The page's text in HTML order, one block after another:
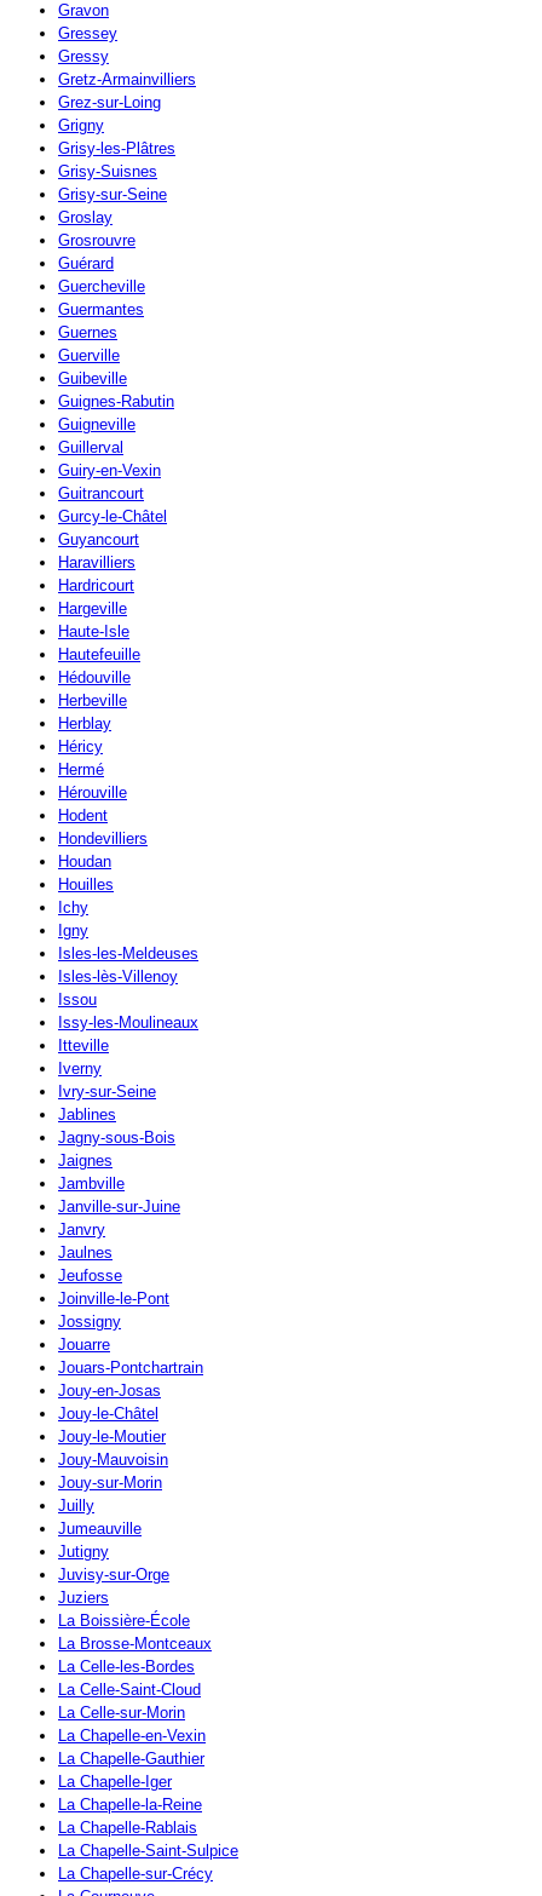
Gravon
Gressey
Gressy
Gretz-Armainvilliers
Grez-sur-Loing
Grigny
Grisy-les-Plâtres
Grisy-Suisnes
Grisy-sur-Seine
Groslay
Grosrouvre
Guérard
Guercheville
Guermantes
Guernes
Guerville
Guibeville
Guignes-Rabutin
Guigneville
Guillerval
Guiry-en-Vexin
Guitrancourt
Gurcy-le-Châtel
Guyancourt
Haravilliers
Hardricourt
Hargeville
Haute-Isle
Hautefeuille
Hédouville
Herbeville
Herblay
Héricy
Hermé
Hérouville
Hodent
Hondevilliers
Houdan
Houilles
Ichy
Igny
Isles-les-Meldeuses
Isles-lès-Villenoy
Issou
Issy-les-Moulineaux
Itteville
Iverny
Ivry-sur-Seine
Jablines
Jagny-sous-Bois
Jaignes
Jambville
Janville-sur-Juine
Janvry
Jaulnes
Jeufosse
Joinville-le-Pont
Jossigny
Jouarre
Jouars-Pontchartrain
Jouy-en-Josas
Jouy-le-Châtel
Jouy-le-Moutier
Jouy-Mauvoisin
Jouy-sur-Morin
Juilly
Jumeauville
Jutigny
Juvisy-sur-Orge
Juziers
La Boissière-École
La Brosse-Montceaux
La Celle-les-Bordes
La Celle-Saint-Cloud
La Celle-sur-Morin
La Chapelle-en-Vexin
La Chapelle-Gauthier
La Chapelle-Iger
La Chapelle-la-Reine
La Chapelle-Rablais
La Chapelle-Saint-Sulpice
La Chapelle-sur-Crécy